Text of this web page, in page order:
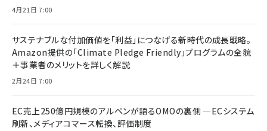
4月21日 7:00
サステナブルな付加価値を「利益」につなげる新時代の成長戦略。
Amazon提供の「Climate Pledge Friendly」プログラムの全貌
＋事業者のメリットを詳しく解説
2月24日 7:00
EC売上250億円規模のアルペンが語るOMOの裏側 ―ECシステム
刷新、メディアコマース転換、評価制度